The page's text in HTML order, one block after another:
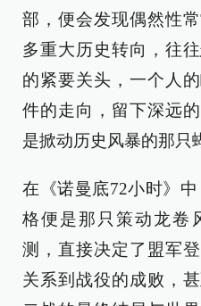
部，便会发现偶然性
多重大历史转向，往
的紧要关头，一个人
件的走向，留下深远
是掀动历史风暴的那只
在《诺曼底72小时》
格便是那只策动龙卷
测，直接决定了盟军
关系到战役的成败，